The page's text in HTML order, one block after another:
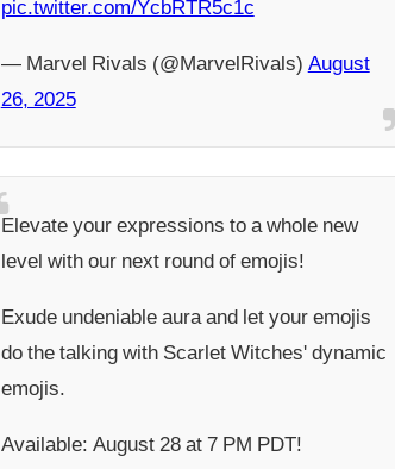
pic.twitter.com/YcbRTR5c1c
— Marvel Rivals (@MarvelRivals) August
26, 2025
Elevate your expressions to a whole new
level with our next round of emojis!
Exude undeniable aura and let your emojis
do the talking with Scarlet Witches' dynamic
emojis.
Available: August 28 at 7 PM PDT!